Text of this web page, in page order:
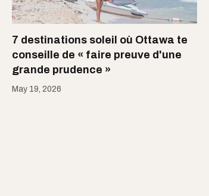
7 destinations soleil où Ottawa te
conseille de « faire preuve d'une
grande prudence »
May 19, 2026